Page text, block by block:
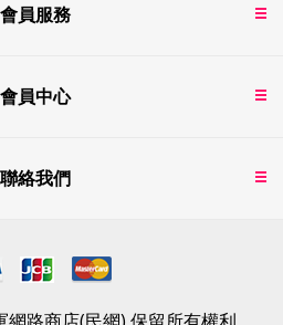
會員服務
會員中心
聯絡我們